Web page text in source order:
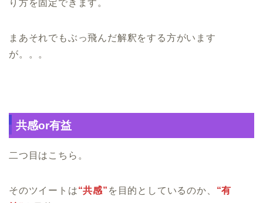
り方を固定できます。
まあそれでもぶっ飛んだ解釈をする方がいます
が。。。
共感or有益
二つ目はこちら。
そのツイートは“共感” を目的としているのか、 “有